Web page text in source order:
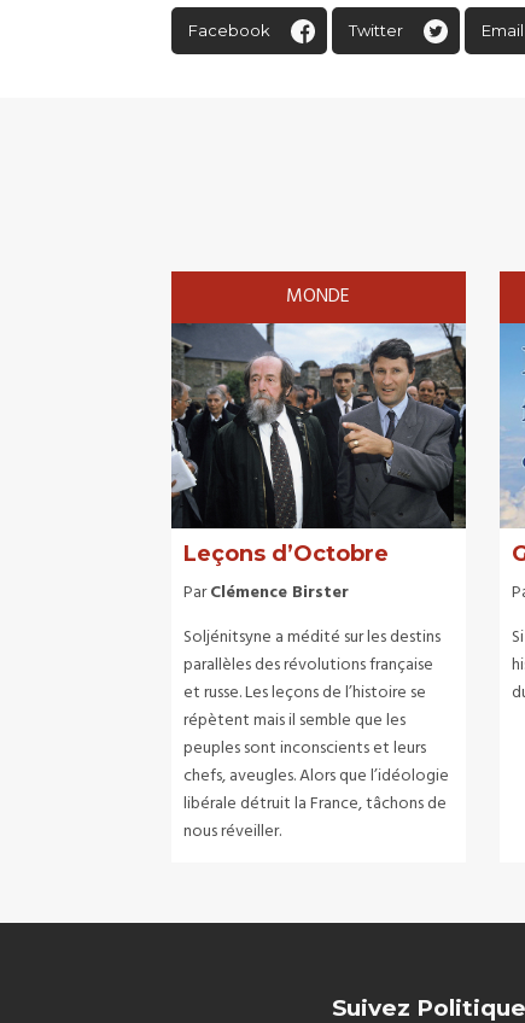
Facebook Twitter Email
MONDE
Leçons d’Octobre
ParClémence Birster
Soljénitsyne a médité sur les destins
parallèles des révolutions française
et russe. Les leçons de l’histoire se
répètent mais il semble que les
peuples sont inconscients et leurs
chefs, aveugles. Alors que l’idéologie
libérale détruit la France, tâchons de
nous réveiller.
Suivez